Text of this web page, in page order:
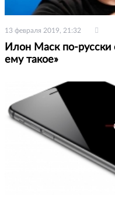
13 февраля 2019, 21:32
Илон Маск по-русски
ему такое»